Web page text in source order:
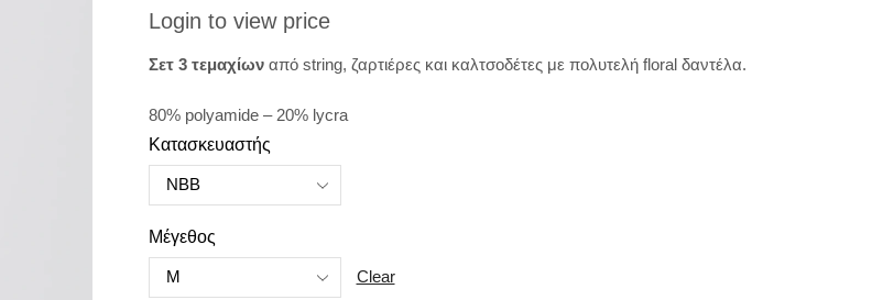
Login to view price
Σετ 3 τεμαχίων από string, ζαρτιέρες και καλτσοδέτες με πολυτελή floral δαντέλα.
80% polyamide – 20% lycra
Κατασκευαστής
Μέγεθος
Clear